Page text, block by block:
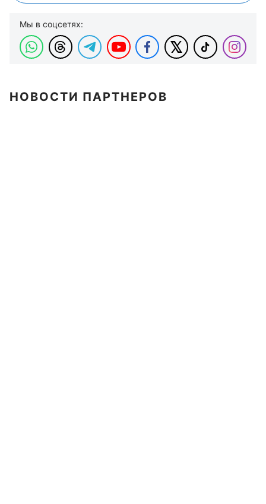
Мы в соцсетях:
НОВОСТИ ПАРТНЕРОВ